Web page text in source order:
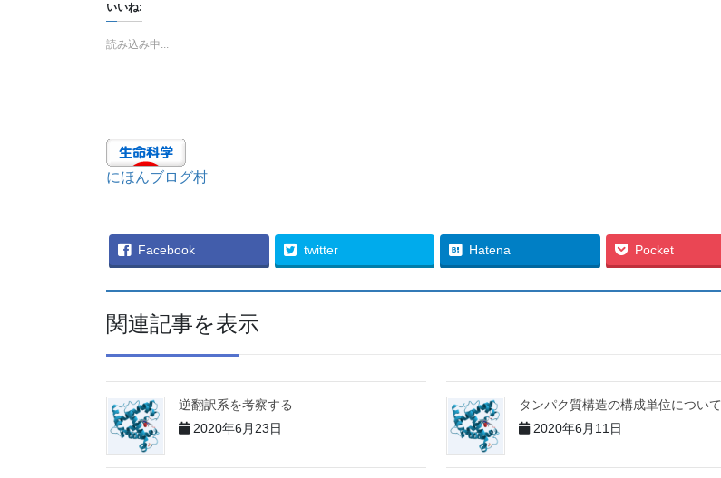
いいね:
読み込み中...
にほんブログ村
Facebook twitter Hatena Pocket
関連記事を表示
逆翻訳系を考察する
2020年6月23日
タンパク質構造の構成単位について
2020年6月11日